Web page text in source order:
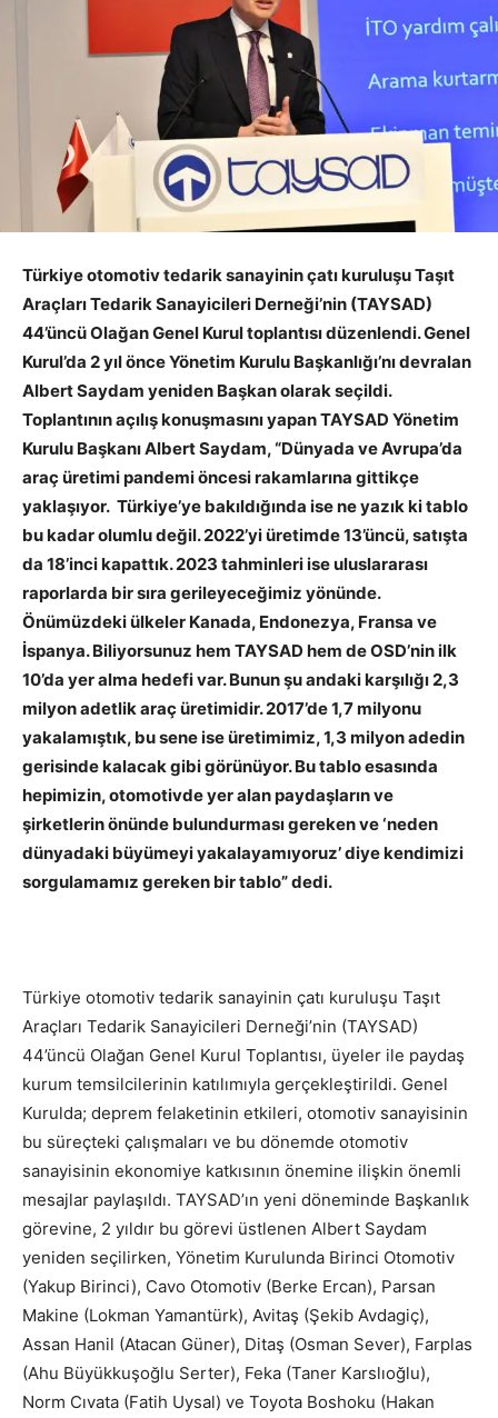
Türkiye otomotiv tedarik sanayinin çatı kuruluşu Taşıt
Araçları Tedarik Sanayicileri Derneği’nin (TAYSAD)
44’üncü Olağan Genel Kurul toplantısı düzenlendi. Genel
Kurul’da 2 yıl önce Yönetim Kurulu Başkanlığı’nı devralan
Albert Saydam yeniden Başkan olarak seçildi.
Toplantının açılış konuşmasını yapan TAYSAD Yönetim
Kurulu Başkanı Albert Saydam, “Dünyada ve Avrupa’da
araç üretimi pandemi öncesi rakamlarına gittikçe
yaklaşıyor. Türkiye’ye bakıldığında ise ne yazık ki tablo
bu kadar olumlu değil. 2022’yi üretimde 13’üncü, satışta
da 18’inci kapattık. 2023 tahminleri ise uluslararası
raporlarda bir sıra gerileyeceğimiz yönünde.
Önümüzdeki ülkeler Kanada, Endonezya, Fransa ve
İspanya. Biliyorsunuz hem TAYSAD hem de OSD’nin ilk
10’da yer alma hedefi var. Bunun şu andaki karşılığı 2,3
milyon adetlik araç üretimidir. 2017’de 1,7 milyonu
yakalamıştık, bu sene ise üretimimiz, 1,3 milyon adedin
gerisinde kalacak gibi görünüyor. Bu tablo esasında
hepimizin, otomotivde yer alan paydaşların ve
şirketlerin önünde bulundurması gereken ve ‘neden
dünyadaki büyümeyi yakalayamıyoruz’ diye kendimizi
sorgulamamız gereken bir tablo” dedi.
Türkiye otomotiv tedarik sanayinin çatı kuruluşu Taşıt
Araçları Tedarik Sanayicileri Derneği’nin (TAYSAD)
44’üncü Olağan Genel Kurul Toplantısı, üyeler ile paydaş
kurum temsilcilerinin katılımıyla gerçekleştirildi. Genel
Kurulda; deprem felaketinin etkileri, otomotiv sanayisinin
bu süreçteki çalışmaları ve bu dönemde otomotiv
sanayisinin ekonomiye katkısının önemine ilişkin önemli
mesajlar paylaşıldı. TAYSAD’ın yeni döneminde Başkanlık
görevine, 2 yıldır bu görevi üstlenen Albert Saydam
yeniden seçilirken, Yönetim Kurulunda Birinci Otomotiv
(Yakup Birinci), Cavo Otomotiv (Berke Ercan), Parsan
Makine (Lokman Yamantürk), Avitaş (Şekib Avdagiç),
Assan Hanil (Atacan Güner), Ditaş (Osman Sever), Farplas
(Ahu Büyükkuşoğlu Serter), Feka (Taner Karslıoğlu),
Norm Cıvata (Fatih Uysal) ve Toyota Boshoku (Hakan